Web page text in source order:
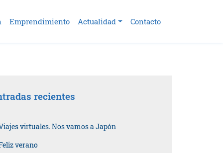
Emprendimiento Actualidad Contacto
recientes
virtuales. Nos vamos a Japón
verano